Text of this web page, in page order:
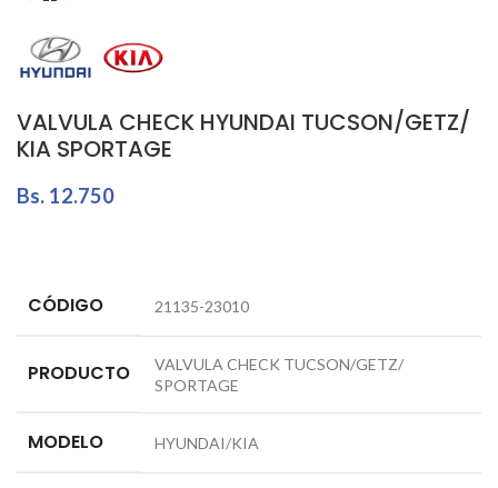
VALVULA CHECK HYUNDAI TUCSON/GETZ/
KIA SPORTAGE
Bs. 12.750
CÓDIGO 21135-23010
PRODUCTO
VALVULA CHECK TUCSON/GETZ/
SPORTAGE
MODELO HYUNDAI/KIA